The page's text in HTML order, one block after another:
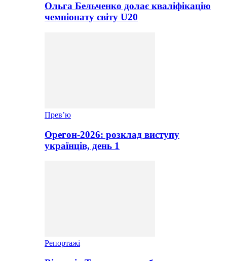
Ольга Бельченко долає кваліфікацію
чемпіонату світу U20
Прев’ю
Орегон-2026: розклад виступу
українців, день 1
Репортажі